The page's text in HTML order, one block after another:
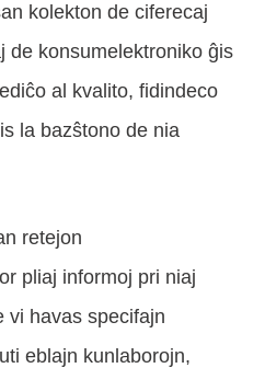
kolekton de ciferecaj
de konsumelektroniko ĝis
al kvalito, fidindeco
la bazŝtono de nia
retejon
pliaj informoj pri niaj
vi havas specifajn
eblajn kunlaborojn,